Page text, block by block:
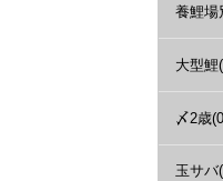
養鯉場
大型鯉
〆2歳
玉サバ